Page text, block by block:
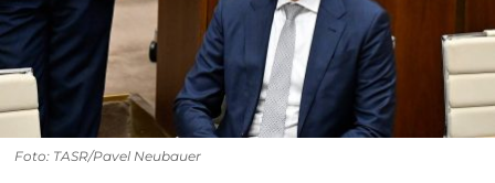
Foto: TASR/Pavel Neubauer